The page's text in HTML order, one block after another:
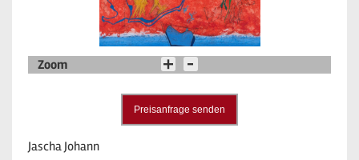
Zoom
Preisanfrage senden
Jascha Johann